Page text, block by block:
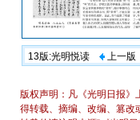
13版:光明悦读 上一版